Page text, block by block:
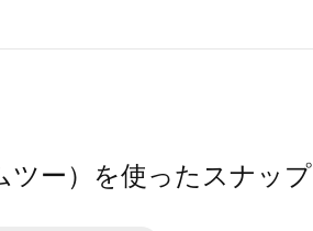
ツー）を使ったスナップ